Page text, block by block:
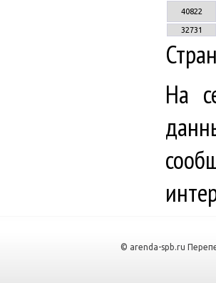
40822
32731
На
© arenda-spb.ru